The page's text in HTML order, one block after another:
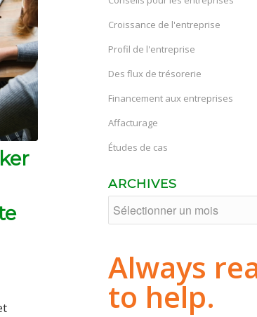
Croissance de l'entreprise
Profil de l'entreprise
Des flux de trésorerie
Financement aux entreprises
Affacturage
Études de cas
ARCHIVES
Always
to help.